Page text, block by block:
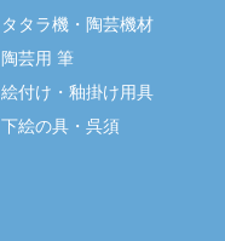
タタラ機・陶芸機材
陶芸用 筆
絵付け・釉掛け用具
下絵の具・呉須